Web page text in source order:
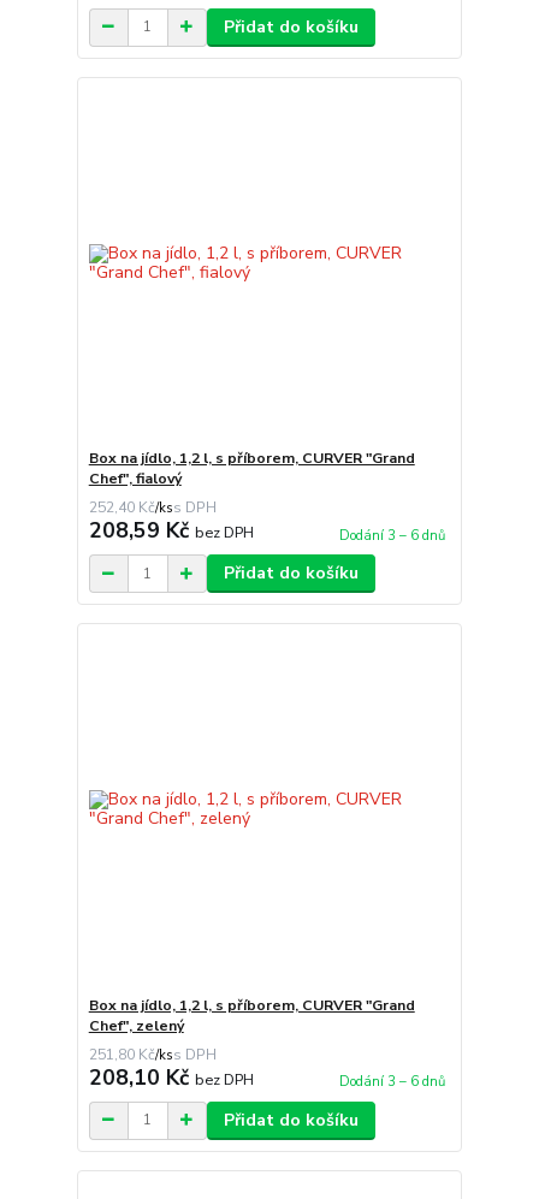
Přidat do košíku
Box na jídlo, 1,2 l, s příborem, CURVER "Grand
Chef", fialový
252,40 Kč/ks
208,59 Kč bez DPH Dodání 3 – 6 dnů
Přidat do košíku
Box na jídlo, 1,2 l, s příborem, CURVER "Grand
Chef", zelený
251,80 Kč/ks
208,10 Kč bez DPH Dodání 3 – 6 dnů
Přidat do košíku